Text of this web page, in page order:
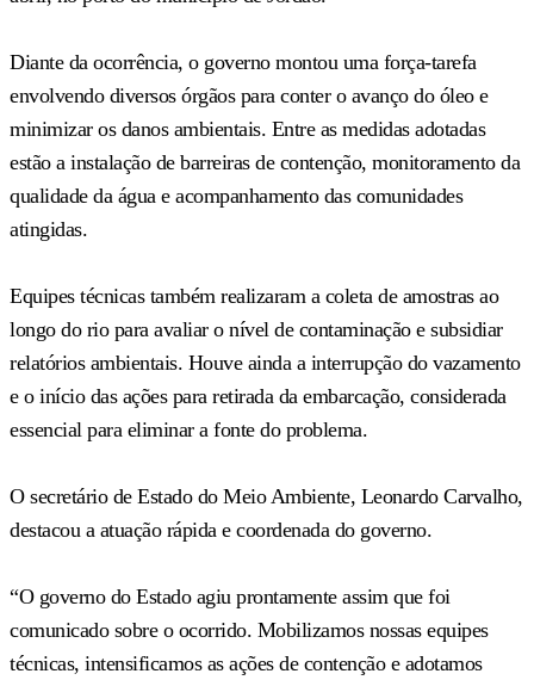
Diante da ocorrência, o governo montou uma força-tarefa
envolvendo diversos órgãos para conter o avanço do óleo e
minimizar os danos ambientais. Entre as medidas adotadas
estão a instalação de barreiras de contenção, monitoramento da
qualidade da água e acompanhamento das comunidades
atingidas.
Equipes técnicas também realizaram a coleta de amostras ao
longo do rio para avaliar o nível de contaminação e subsidiar
relatórios ambientais. Houve ainda a interrupção do vazamento
e o início das ações para retirada da embarcação, considerada
essencial para eliminar a fonte do problema.
O secretário de Estado do Meio Ambiente, Leonardo Carvalho,
destacou a atuação rápida e coordenada do governo.
“O governo do Estado agiu prontamente assim que foi
comunicado sobre o ocorrido. Mobilizamos nossas equipes
técnicas, intensificamos as ações de contenção e adotamos